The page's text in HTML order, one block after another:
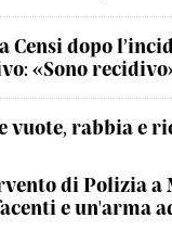
Censi dopo
«Sono
vuote, rabbia e
di Polizia a
e un'arma